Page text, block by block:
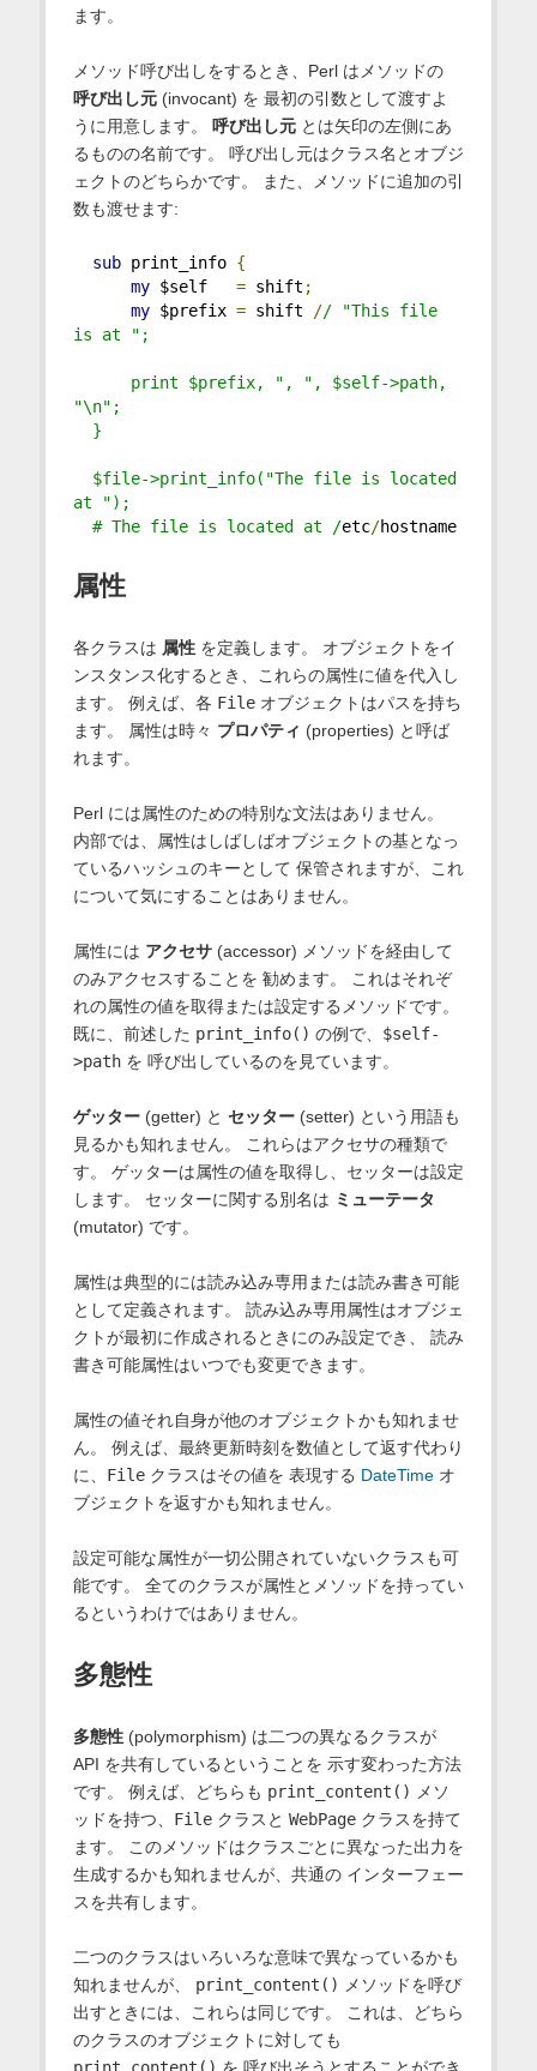
ます。
メソッド呼び出しをするとき、Perl はメソッドの
呼び出し元(invocant) を 最初の引数として渡すよ
うに用意します。
呼び出し元とは矢印の左側にあ
るものの名前です。 呼び出し元はクラス名とオブジ
ェクトのどちらかです。 また、メソッドに追加の引
数も渡せます:
sub print_info {
my $self = shift ;
my $prefix = shift // "This file
is at ";
print $prefix, ", ", $self->path,
"\n";
}
$file->print_info("The file is located
at ");
# The file is located at /etc/hostname
属性
各クラスは 属性を定義します。 オブジェクトをイ
ンスタンス化するとき、これらの属性に値を代入し
ます。 例えば、各 Fileオブジェクトはパスを持ち
ます。 属性は時々 プロパティ (properties) と呼ば
れます。
Perl には属性のための特別な文法はありません。
内部では、属性はしばしばオブジェクトの基となっ
ているハッシュのキーとして 保管されますが、これ
について気にすることはありません。
属性には アクセサ(accessor) メソッドを経由して
のみアクセスすることを 勧めます。 これはそれぞ
れの属性の値を取得または設定するメソッドです。
既に、前述した print_info() の例で、 $self-
>pathを 呼び出しているのを見ています。
ゲッター(getter) と セッター(setter) という用語も
見るかも知れません。 これらはアクセサの種類で
す。 ゲッターは属性の値を取得し、セッターは設定
します。 セッターに関する別名は ミューテータ
(mutator) です。
属性は典型的には読み込み専用または読み書き可能
として定義されます。 読み込み専用属性はオブジェ
クトが最初に作成されるときにのみ設定でき、 読み
書き可能属性はいつでも変更できます。
属性の値それ自身が他のオブジェクトかも知れませ
ん。 例えば、最終更新時刻を数値として返す代わり
に、 Fileクラスはその値を 表現する DateTimeオ
ブジェクトを返すかも知れません。
設定可能な属性が一切公開されていないクラスも可
能です。 全てのクラスが属性とメソッドを持ってい
るというわけではありません。
多態性
多態性(polymorphism) は二つの異なるクラスが
API を共有しているということを 示す変わった方法
です。 例えば、どちらも print_content() メソ
ッドを持つ、 Fileクラスと WebPageクラスを持て
ます。 このメソッドはクラスごとに異なった出力を
生成するかも知れませんが、共通の インターフェー
スを共有します。
二つのクラスはいろいろな意味で異なっているかも
知れませんが、 print_content() メソッドを呼び
出すときには、これらは同じです。 これは、どちら
のクラスのオブジェクトに対しても